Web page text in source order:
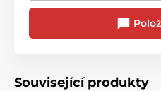
Související produkty